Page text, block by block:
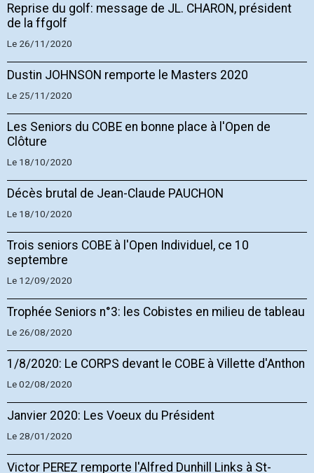
Reprise du golf: message de JL. CHARON, président
de la ffgolf
Le 26/11/2020
Dustin JOHNSON remporte le Masters 2020
Le 25/11/2020
Les Seniors du COBE en bonne place à l'Open de
Clôture
Le 18/10/2020
Décès brutal de Jean-Claude PAUCHON
Le 18/10/2020
Trois seniors COBE à l'Open Individuel, ce 10
septembre
Le 12/09/2020
Trophée Seniors n°3: les Cobistes en milieu de tableau
Le 26/08/2020
1/8/2020: Le CORPS devant le COBE à Villette d'Anthon
Le 02/08/2020
Janvier 2020: Les Voeux du Président
Le 28/01/2020
Victor PEREZ remporte l'Alfred Dunhill Links à St-